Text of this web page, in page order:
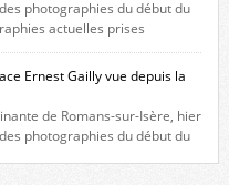
photographies du début du
actuelles prises
de la place Jean Jaurès et de
à Romans. La boulangerie
Ernest Gailly vue depuis la
de Romans-sur-Isère, hier
photographies du début du